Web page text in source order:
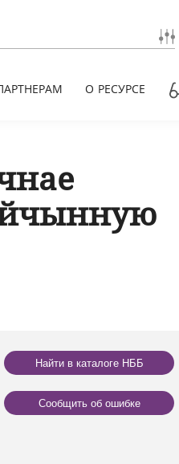
О РЕСУРСЕ
Найти в каталоге НББ
Сообщить об ошибке